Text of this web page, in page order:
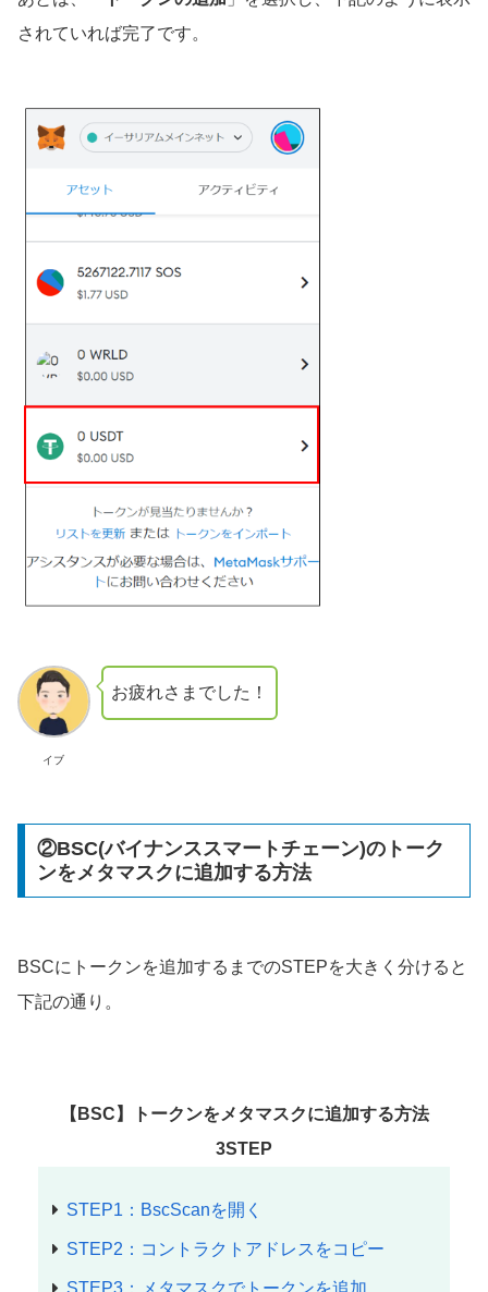
されていれば完了です。
イブ
お疲れさまでした！
②BSC(バイナンススマートチェーン)のトーク
ンをメタマスクに追加する方法
BSCにトークンを追加するまでのSTEPを大きく分けると
下記の通り。
【BSC】トークンをメタマスクに追加する方法
3STEP
STEP1：BscScanを開く
STEP2：コントラクトアドレスをコピー